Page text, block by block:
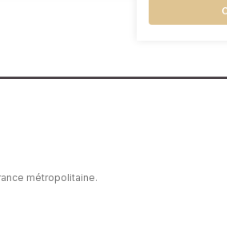
métropolitaine.